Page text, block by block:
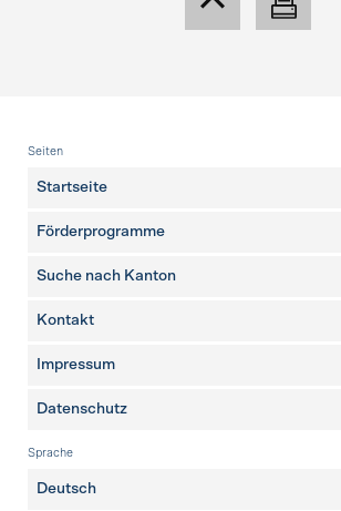
Fusszeile
Seiten
Startseite
Förderprogramme
Suche nach Kanton
weitere Seiten
Kontakt
Impressum
Datenschutz
Sprache
Deutsch